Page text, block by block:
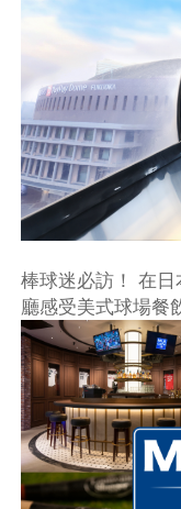
棒球迷必訪！ 在
廳感受美式球場餐